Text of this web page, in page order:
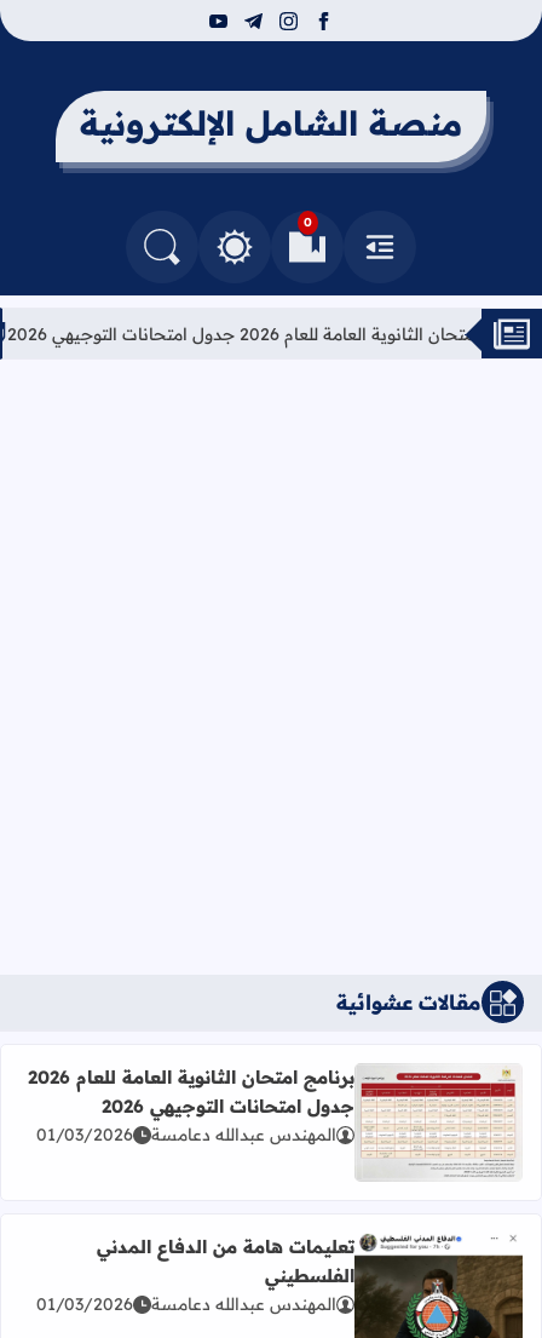
facebook
instagram
telegram
youtube
منصة الشامل الإلكترونية
القائمة
0
العلامات المرجعيةالتغيير بين الوضع النهاري والداكن
البحث في المدونة
الثانوية العامة للعام 2026 جدول امتحانات التوجيهي 2026
مقالات عشوائية
اقرأ المزيد عن برنامج امتحان الثانوية العامة للعام 2026 جدول امتحانات التوجيهي 2026
برنامج امتحان الثانوية العامة للعام 2026
جدول امتحانات التوجيهي 2026
المهندس عبدالله دعامسة 01/03/2026
تعليمات هامة من الدفاع المدني
الفلسطيني
المهندس عبدالله دعامسة 01/03/2026